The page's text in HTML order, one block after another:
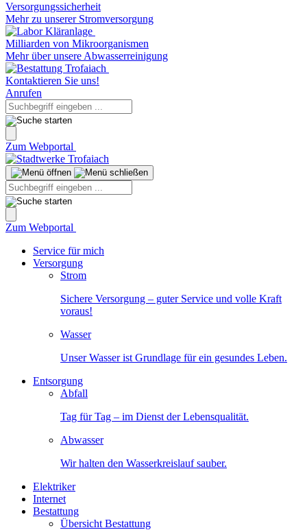
Versorgungssicherheit
Mehr zu unserer Stromversorgung
Milliarden von Mikroorganismen
Mehr über unsere Abwasserreinigung
Kontaktieren Sie uns!
Anrufen
Zum Webportal
Zum Webportal
Service für mich
Versorgung
Strom
Sichere Versorgung – guter Service und volle Kraft
voraus!
Wasser
Unser Wasser ist Grundlage für ein gesundes Leben.
Entsorgung
Abfall
Tag für Tag – im Dienst der Lebensqualität.
Abwasser
Wir halten den Wasserkreislauf sauber.
Elektriker
Internet
Bestattung
Übersicht Bestattung